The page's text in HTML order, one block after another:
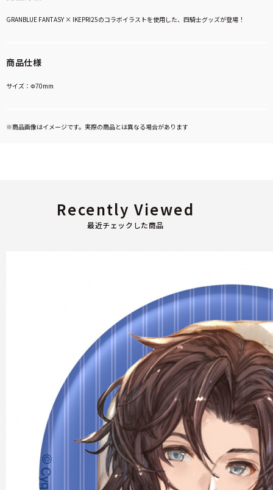
GRANBLUE FANTASY × IKEPRI25のコラボイラストを使用した、四騎士グッズが登場！
商品仕様
サイズ：Φ70mm
※商品画像はイメージです。実際の商品とは異なる場合があります
最近チェックした商品
Recently Viewed